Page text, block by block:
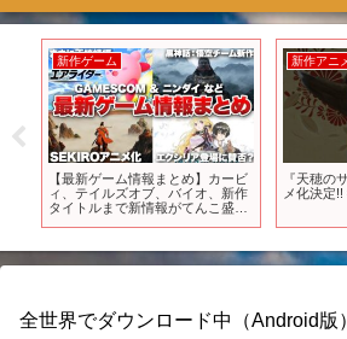
新作ゲーム
【最新ゲーム情報まとめ】カービ
ィ、テイルズオブ、バイオ、新作
タイトルまで新情報がてんこ盛り
新作アニ
『天穂の
メ化決定!!
全世界でダウンロード中（Android版）